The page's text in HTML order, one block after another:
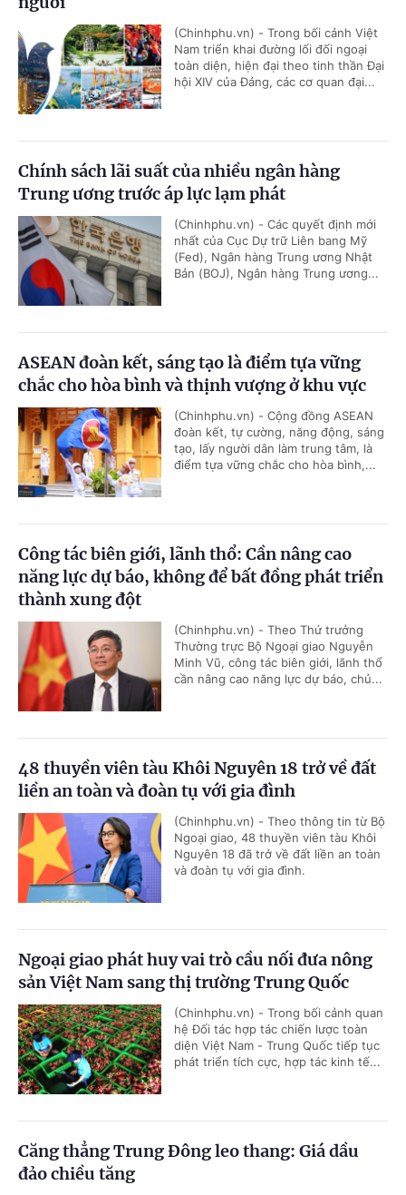
(Chinhphu.vn) - Trong bối cảnh Việt
Nam triển khai đường lối đối ngoại
toàn diện, hiện đại theo tinh thần Đại
hội XIV của Đảng, các cơ quan đại...
Chính sách lãi suất của nhiều ngân hàng
Trung ương trước áp lực lạm phát
(Chinhphu.vn) - Các quyết định mới
nhất của Cục Dự trữ Liên bang Mỹ
(Fed), Ngân hàng Trung ương Nhật
Bản (BOJ), Ngân hàng Trung ương...
ASEAN đoàn kết, sáng tạo là điểm tựa vững
chắc cho hòa bình và thịnh vượng ở khu vực
(Chinhphu.vn) - Cộng đồng ASEAN
đoàn kết, tự cường, năng động, sáng
tạo, lấy người dân làm trung tâm, là
điểm tựa vững chắc cho hòa bình,...
Công tác biên giới, lãnh thổ: Cần nâng cao
năng lực dự báo, không để bất đồng phát triển
thành xung đột
(Chinhphu.vn) - Theo Thứ trưởng
Thường trực Bộ Ngoại giao Nguyễn
Minh Vũ, công tác biên giới, lãnh thổ
cần nâng cao năng lực dự báo, chủ...
48 thuyền viên tàu Khôi Nguyên 18 trở về đất
liền an toàn và đoàn tụ với gia đình
(Chinhphu.vn) - Theo thông tin từ Bộ
Ngoại giao, 48 thuyền viên tàu Khôi
Nguyên 18 đã trở về đất liền an toàn
và đoàn tụ với gia đình.
Ngoại giao phát huy vai trò cầu nối đưa nông
sản Việt Nam sang thị trường Trung Quốc
(Chinhphu.vn) - Trong bối cảnh quan
hệ Đối tác hợp tác chiến lược toàn
diện Việt Nam - Trung Quốc tiếp tục
phát triển tích cực, hợp tác kinh tế...
Căng thẳng Trung Đông leo thang: Giá dầu
đảo chiều tăng